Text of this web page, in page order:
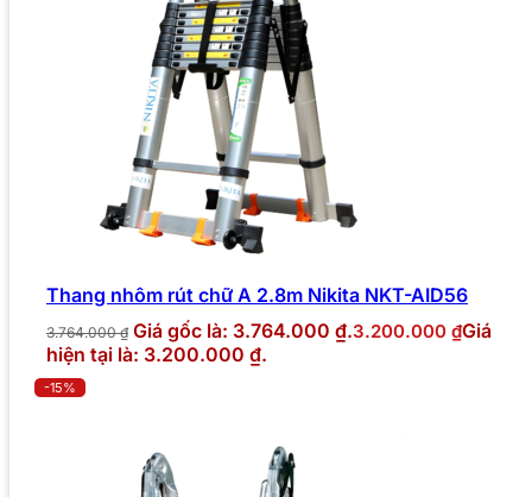
Thang nhôm rút chữ A 2.8m Nikita NKT-AID56
3.764.000₫ Giá gốc là: 3.764.000 ₫.3.200.000 ₫Giá
hiện tại là: 3.200.000 ₫.
-15%